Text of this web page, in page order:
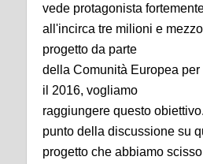
vede protagonista
all'incirca tre milioni e
progetto da parte
della Comunità Europea
il 2016, vogliamo
raggiungere questo
punto della discussione su
progetto che abbiamo